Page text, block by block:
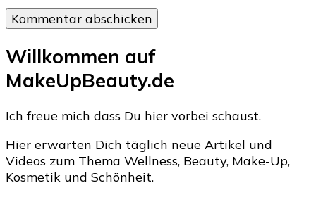
Willkommen auf
MakeUpBeauty.de
Ich freue mich dass Du hier vorbei schaust.
Hier erwarten Dich täglich neue Artikel und
Videos zum Thema Wellness, Beauty, Make-Up,
Kosmetik und Schönheit.